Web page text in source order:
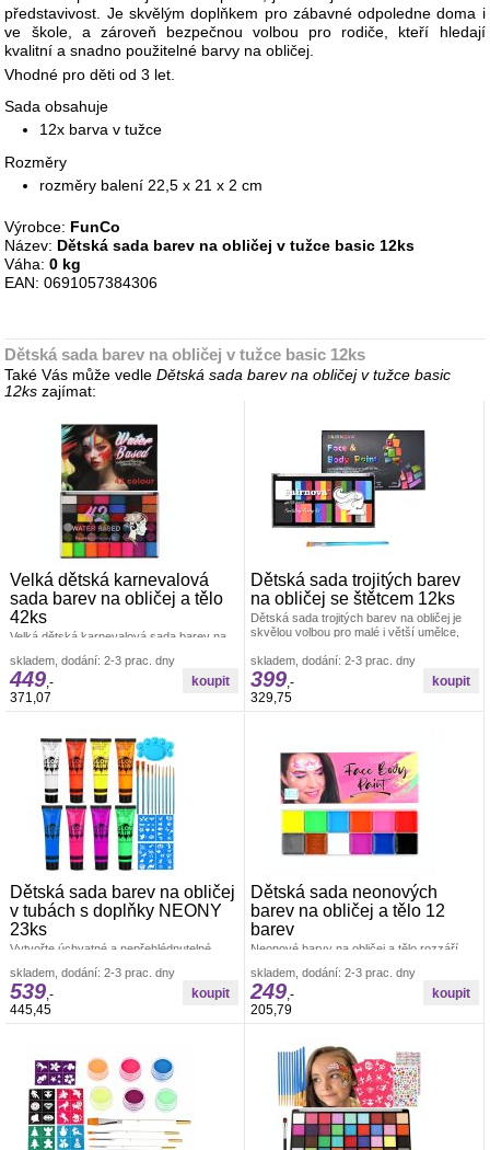
představivost. Je skvělým doplňkem pro zábavné odpoledne doma i
ve škole, a zároveň bezpečnou volbou pro rodiče, kteří hledají
kvalitní a snadno použitelné barvy na obličej.
Vhodné pro děti od 3 let.
Sada obsahuje
12x barva v tužce
Rozměry
rozměry balení 22,5 x 21 x 2 cm
Výrobce: FunCo
Název: Dětská sada barev na obličej v tužce basic 12ks
Váha:0 kg
EAN: 0691057384306
Dětská sada barev na obličej v tužce basic 12ks
Také Vás může vedleDětská sada barev na obličej v tužce basic
12ks zajímat:
Velká dětská karnevalová
sada barev na obličej a tělo
42ks
Velká dětská karnevalová sada barev na
obličejové a tělesné malování
skladem, dodání: 2-3 prac. dny
449 ,-
371,07
Dětská sada trojitých barev
na obličej se štětcem 12ks
Dětská sada trojitých barev na obličej je
skvělou volbou pro malé i větší umělce,
skladem, dodání: 2-3 prac. dny
399,-
329,75
Dětská sada barev na obličej
v tubách s doplňky NEONY
23ks
Vytvořte úchvatné a nepřehlédnutelné
svítících barev a praktického
skladem, dodání: 2-3 prac. dny
539 ,-
445,45
Dětská sada neonových
barev na obličej a tělo 12
barev
Neonové barvy na obličej a tělo rozzáří
Sada obsahuje 12 zářivých odstínů,
skladem, dodání: 2-3 prac. dny
249,-
205,79